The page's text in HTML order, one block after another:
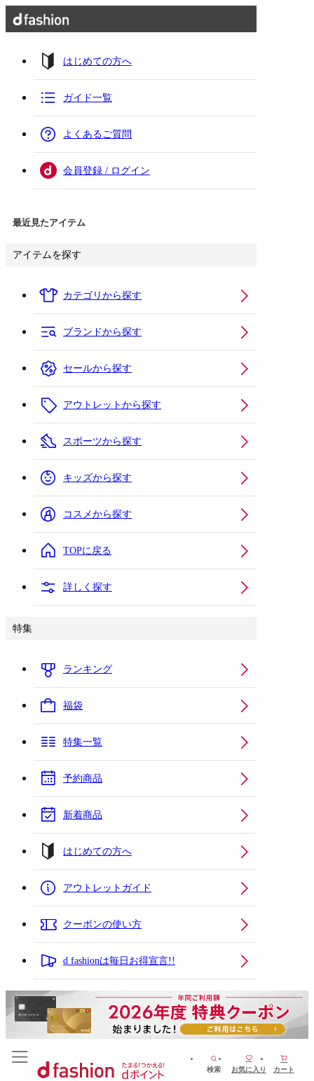
はじめての方へ
ガイド一覧
よくあるご質問
会員登録 / ログイン
最近見たアイテム
アイテムを探す
カテゴリから探す
ブランドから探す
セールから探す
アウトレットから探す
スポーツから探す
キッズから探す
コスメから探す
TOPに戻る
詳しく探す
特集
ランキング
福袋
特集一覧
予約商品
新着商品
はじめての方へ
アウトレットガイド
クーポンの使い方
d fashionは毎日お得宣言!!
検索 お気に入り カート